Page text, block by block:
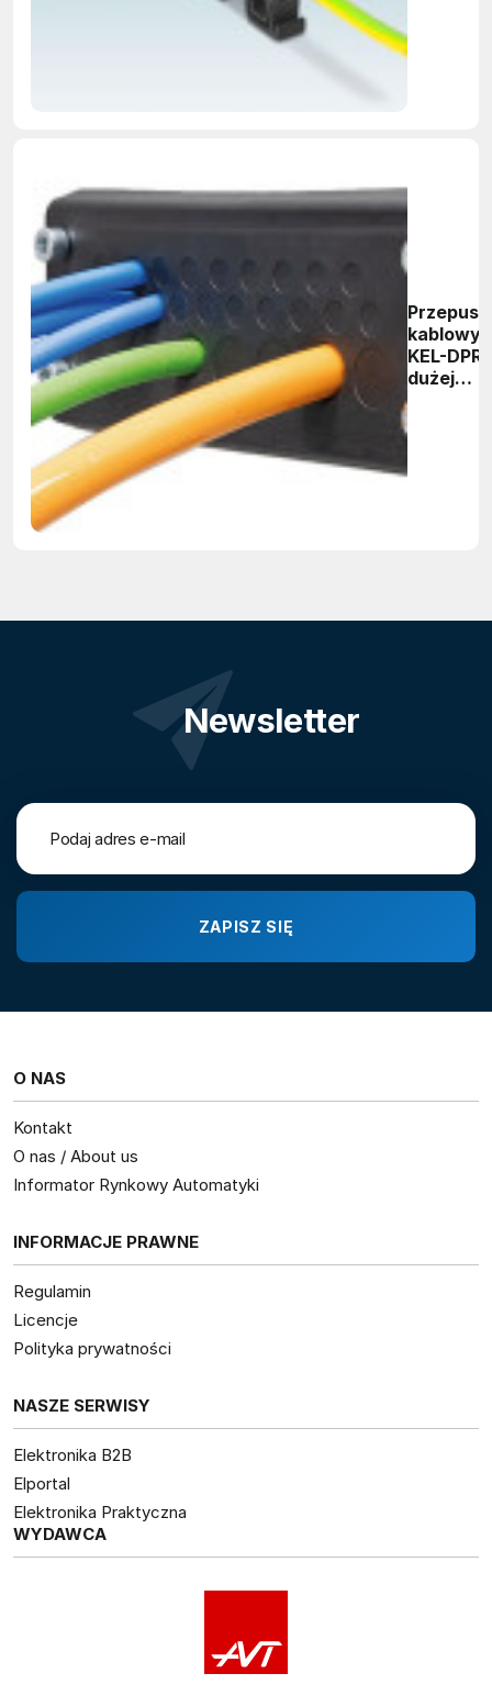
Przepust
kablowy
KEL-DPR
dużej
Newsletter
O NAS
Kontakt
O nas / About us
Informator Rynkowy Automatyki
INFORMACJE PRAWNE
Regulamin
Licencje
Polityka prywatności
NASZE SERWISY
Elektronika B2B
Elportal
Elektronika Praktyczna
WYDAWCA